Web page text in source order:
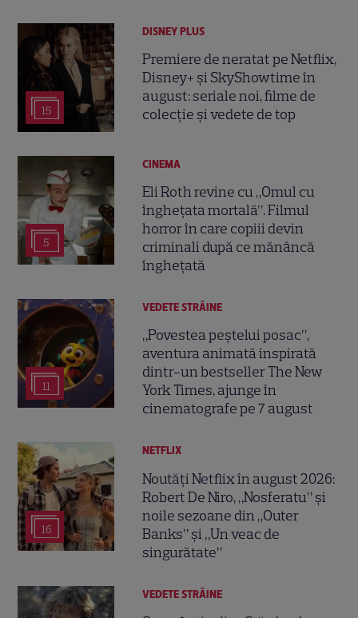
15
DISNEY PLUS
Premiere de neratat pe Netflix,
Disney+ și SkyShowtime în
august: seriale noi, filme de
colecție și vedete de top
5
CINEMA
Eli Roth revine cu „Omul cu
înghețata mortală”. Filmul
horror în care copiii devin
criminali după ce mănâncă
înghețată
11
VEDETE STRĂINE
„Povestea peștelui posac”,
aventura animată inspirată
dintr-un bestseller The New
York Times, ajunge în
cinematografe pe 7 august
16
NETFLIX
Noutăți Netflix în august 2026:
Robert De Niro, „Nosferatu” și
noile sezoane din „Outer
Banks” și „Un veac de
singurătate”
VEDETE STRĂINE